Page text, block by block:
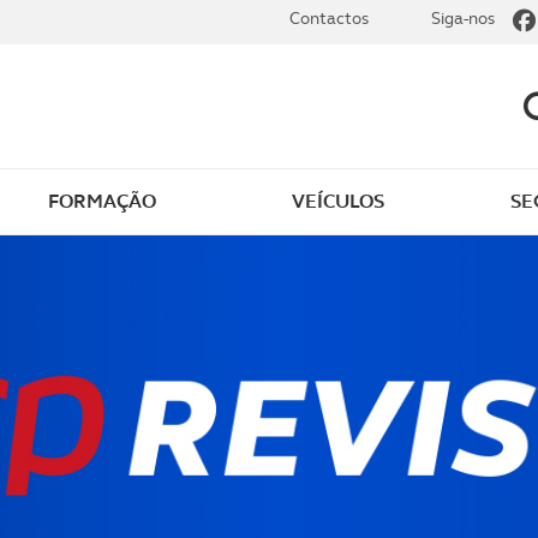
FORMAÇÃO VEÍCULOS
Contactos Siga-nos